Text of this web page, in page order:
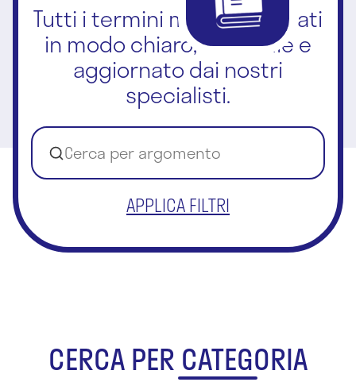
Tutti i termini medici spiegati
in modo chiaro, affidabile e
aggiornato dai nostri
specialisti.
APPLICA FILTRI
CERCA PER CATEGORIA